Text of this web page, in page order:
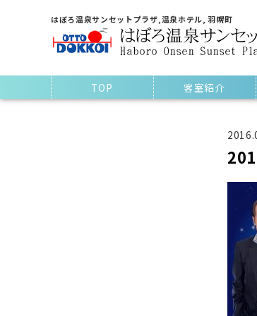
はぼろ温泉サンセットプラザ,温泉ホテル, 羽幌町
TOP 客室紹介